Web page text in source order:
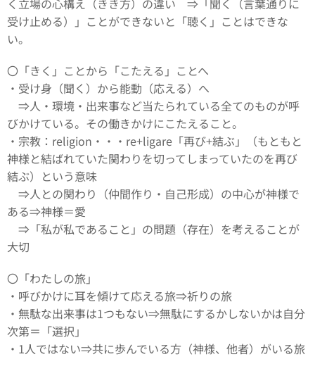
く立場の心構え（きき方）の違い ⇒「聞く（言葉通りに
受け止める）」ことができないと「聴く」ことはできな
い。
〇「きく」ことから「こたえる」ことへ
・受け身（聞く）から能動（応える）へ
⇒人・環境・出来事など当たられている全てのものが呼
びかけている。その働きかけにこたえること。
・宗教：religion・・・re+ligare「再び+結ぶ」（もともと
神様と結ばれていた関わりを切ってしまっていたのを再び
結ぶ）という意味
⇒人との関わり（仲間作り・自己形成）の中心が神様で
ある⇒神様＝愛
⇒「私が私であること」の問題（存在）を考えることが
大切
〇「わたしの旅」
・呼びかけに耳を傾けて応える旅⇒祈りの旅
・無駄な出来事は1つもない⇒無駄にするかしないかは自分
次第＝「選択」
・1人ではない⇒共に歩んでいる方（神様、他者）がいる旅